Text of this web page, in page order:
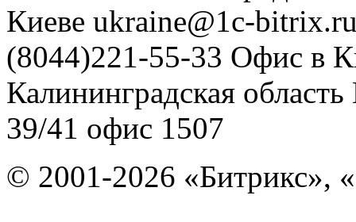
Киеве ukraine@1c-
(8044)221-55-33 Офис в
Калининградская область
39/41 офис 1507
© 2001-2026 «Битрикс»,